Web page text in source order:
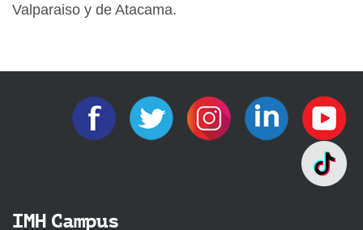
Valparaiso y de Atacama.
IMH Campus